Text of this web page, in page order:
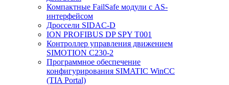
Компактные FailSafe модули с AS-
интерфейсом
Дроссели SIDAC-D
ION PROFIBUS DP SPY T001
Контроллер управления движением
SIMOTION C230-2
Программное обеспечение
конфигурирования SIMATIC WinCC
(TIA Portal)